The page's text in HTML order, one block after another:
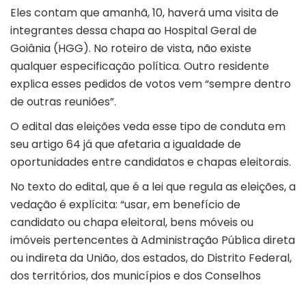
Eles contam que amanhã, 10, haverá uma visita de
integrantes dessa chapa ao Hospital Geral de
Goiânia (HGG). No roteiro de vista, não existe
qualquer especificação política. Outro residente
explica esses pedidos de votos vem “sempre dentro
de outras reuniões”.
O edital das eleições veda esse tipo de conduta em
seu artigo 64 já que afetaria a igualdade de
oportunidades entre candidatos e chapas eleitorais.
No texto do edital, que é a lei que regula as eleições, a
vedação é explícita: “usar, em benefício de
candidato ou chapa eleitoral, bens móveis ou
imóveis pertencentes à Administração Pública direta
ou indireta da União, dos estados, do Distrito Federal,
dos territórios, dos municípios e dos Conselhos